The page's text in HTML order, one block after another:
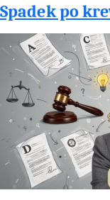
Spadek po